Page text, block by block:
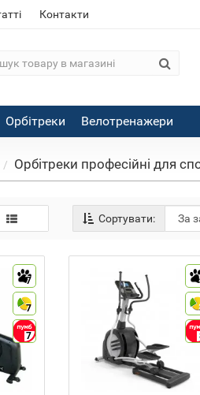
Контакти
Орбітреки Велотренажери
Орбітреки професійні для
Сортувати:
7
7
7